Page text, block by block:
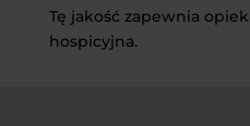
Tę jakość zapewnia
hospicyjna.